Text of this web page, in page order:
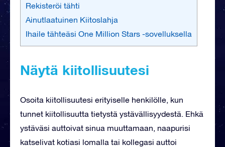
Rekisteröi tähti
Ainutlaatuinen Kiitoslahja
Ihaile tähteäsi One Million Stars -sovelluksella
Näytä kiitollisuutesi
Osoita kiitollisuutesi erityiselle henkilölle, kun
tunnet kiitollisuutta tietystä ystävällisyydestä. Ehkä
ystäväsi auttoivat sinua muuttamaan, naapurisi
katselivat kotiasi lomalla tai kollegasi auttoi